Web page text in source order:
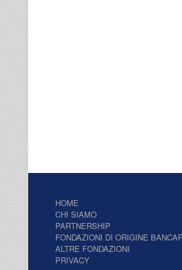
HOME
CHI SIAMO
PARTNERSHIP
FONDAZIONI DI ORIGINE
ALTRE FONDAZIONI
PRIVACY